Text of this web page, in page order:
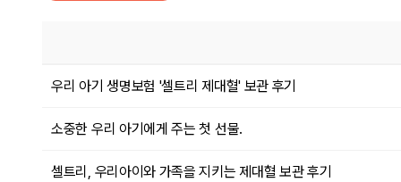
우리 아기 생명보험 '셀트리 제대혈' 보관 후기
소중한 우리 아기에게 주는 첫 선물.
셀트리, 우리아이와 가족을 지키는 제대혈 보관 후기